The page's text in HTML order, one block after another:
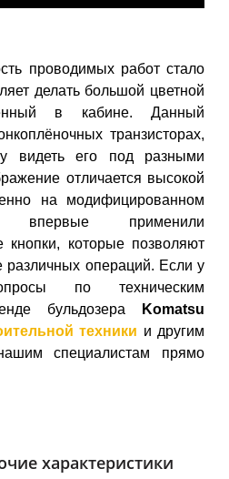
проводимых работ стало
делать большой цветной
в кабине. Данный
транзисторах,
видеть его под разными
отличается высокой
на модифицированном
впервые применили
кнопки, которые позволяют
различных операций. Если у
по техническим
бульдозера
Komatsu
техники​ и другим
специалистам прямо
характеристики